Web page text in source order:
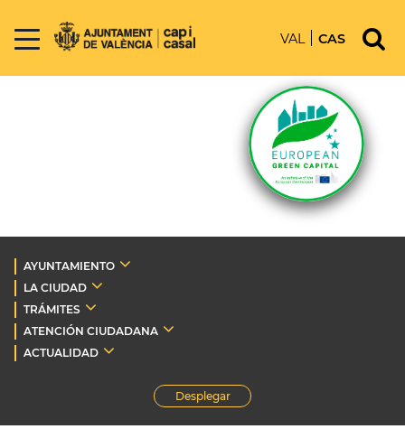
VAL CAS
AYUNTAMIENTO
LA CIUDAD
TRÁMITES
ATENCIÓN CIUDADANA
ACTUALIDAD
Desplegar